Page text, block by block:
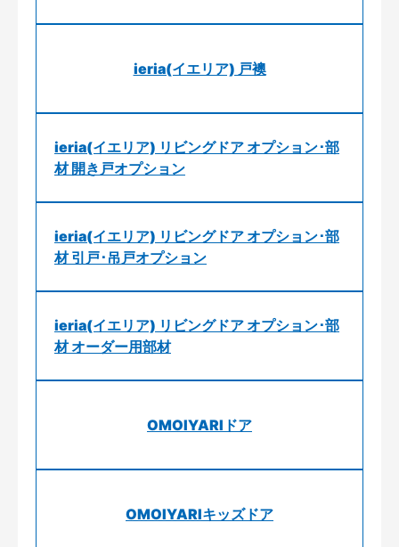
ieria(イエリア) 戸襖
ieria(イエリア) リビングドア オプション･部
材 開き戸オプション
ieria(イエリア) リビングドア オプション･部
材 引戸･吊戸オプション
ieria(イエリア) リビングドア オプション･部
材 オーダー用部材
OMOIYARIドア
OMOIYARIキッズドア